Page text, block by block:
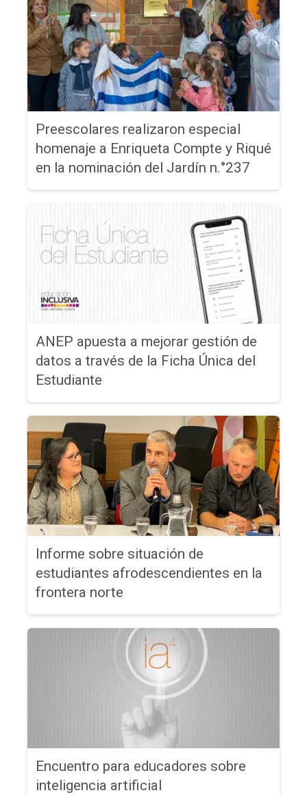
Preescolares realizaron especial
homenaje a Enriqueta Compte y Riqué
en la nominación del Jardín n.°237
ANEP apuesta a mejorar gestión de
datos a través de la Ficha Única del
Estudiante
Informe sobre situación de
estudiantes afrodescendientes en la
frontera norte
Encuentro para educadores sobre
inteligencia artificial